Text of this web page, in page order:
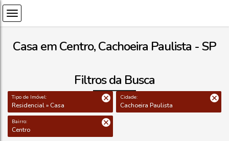
Casa em Centro, Cachoeira Paulista - SP
Filtros da Busca
Tipo de Imóvel:
Residencial » Casa
Cidade:
Cachoeira Paulista
Bairro:
Centro